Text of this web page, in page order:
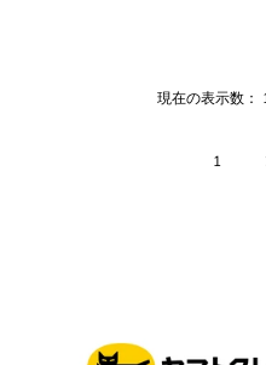
現在の表示数
1